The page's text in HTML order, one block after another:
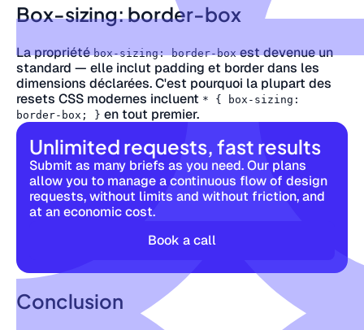
Box-sizing: border-box
La propriétébox-sizing: border-boxest devenue un
standard — elle inclut padding et border dans les
dimensions déclarées. C'est pourquoi la plupart des
resets CSS modernes incluent * { box-sizing:
border-box; } en tout premier.
Unlimited requests, fast results
Submit as many briefs as you need. Our plans
allow you to manage a continuous flow of design
requests, without limits and without friction, and
at an economic cost.
Book a call
Conclusion